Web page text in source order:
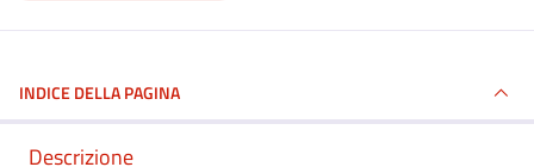
INDICE DELLA PAGINA
Descrizione